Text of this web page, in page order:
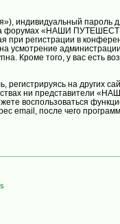
индивидуальный пароль
форумах «НАШИ
при регистрации в
на усмотрение
того, у вас есть
на других
ни представители
воспользоваться
email, после чего